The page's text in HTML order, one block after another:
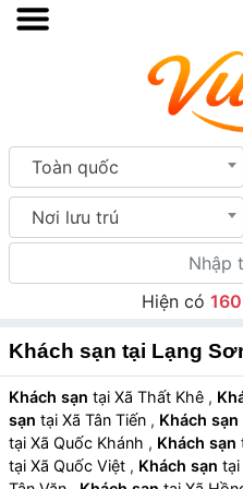
Toàn quốc
Nơi lưu trú
Hiện có 160
Khách sạn tại Lạng
Khách sạn tại Xã Thất Khê ,
sạn
tại Xã Tân Tiến , Khách sạn
tại Xã Quốc Khánh , Khách sạn
tại Xã Quốc Việt , Khách sạn